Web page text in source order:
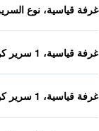
غرفة قياسية، نوع
غرفة قياسية، 1 سرير كوين
غرفة قياسية، 1 سرير كوين